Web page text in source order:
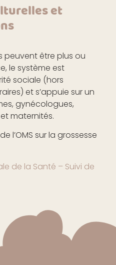
et
peuvent être plus ou
le système est
sociale (hors
et s’appuie sur un
gynécologues,
maternités.
l’OMS sur la grossesse
de la Santé – Suivi de